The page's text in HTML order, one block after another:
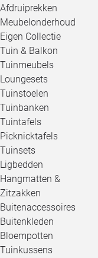
Afdruiprekken
Meubelonderhoud
Eigen Collectie
Tuin & Balkon
Tuinmeubels
Loungesets
Tuinstoelen
Tuinbanken
Tuintafels
Picknicktafels
Tuinsets
Ligbedden
Hangmatten &
Zitzakken
Buitenaccessoires
Buitenkleden
Bloempotten
Tuinkussens